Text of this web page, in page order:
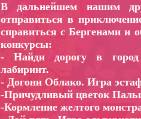
В дальнейшем нашим
отправиться в
справиться с Бергенами и
конкурсы:
- Найди дорогу в город
лабиринт.
- Догони Облако. Игра
-Причудливый цветок
-Кормление желтого